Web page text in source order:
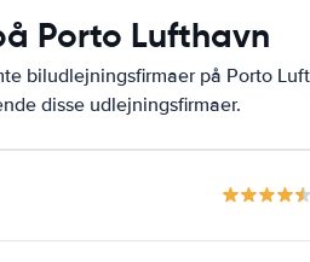
Porto Lufthavn
biludlejningsfirmaer på Porto
disse udlejningsfirmaer.